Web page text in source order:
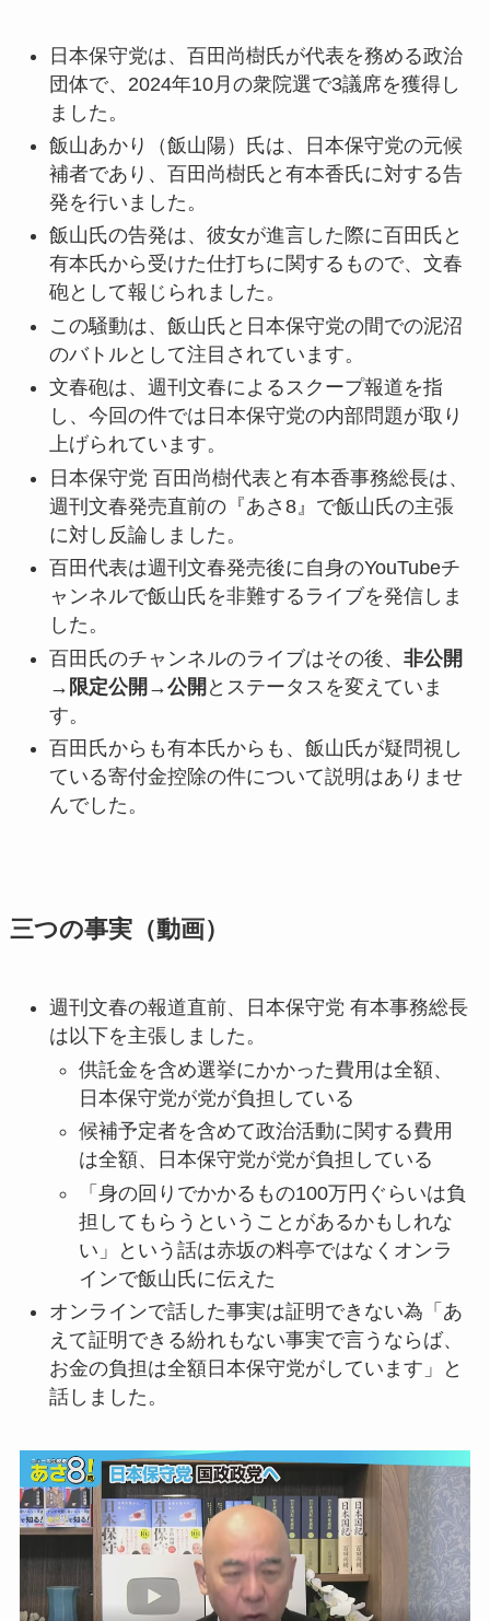
日本保守党は、百田尚樹氏が代表を務める政治
団体で、2024年10月の衆院選で3議席を獲得し
ました。
飯山あかり（飯山陽）氏は、日本保守党の元候
補者であり、百田尚樹氏と有本香氏に対する告
発を行いました。
飯山氏の告発は、彼女が進言した際に百田氏と
有本氏から受けた仕打ちに関するもので、文春
砲として報じられました。
この騒動は、飯山氏と日本保守党の間での泥沼
のバトルとして注目されています。
文春砲は、週刊文春によるスクープ報道を指
し、今回の件では日本保守党の内部問題が取り
上げられています。
日本保守党 百田尚樹代表と有本香事務総長は、
週刊文春発売直前の『あさ8』で飯山氏の主張
に対し反論しました。
百田代表は週刊文春発売後に自身のYouTubeチ
ャンネルで飯山氏を非難するライブを発信しま
した。
百田氏のチャンネルのライブはその後、 非公開
→限定公開→公開 とステータスを変えていま
す。
百田氏からも有本氏からも、飯山氏が疑問視し
ている寄付金控除の件について説明はありませ
んでした。
三つの事実（動画）
週刊文春の報道直前、日本保守党 有本事務総長
は以下を主張しました。
供託金を含め選挙にかかった費用は全額、
日本保守党が党が負担している
候補予定者を含めて政治活動に関する費用
は全額、日本保守党が党が負担している
「身の回りでかかるもの100万円ぐらいは負
担してもらうということがあるかもしれな
い」という話は赤坂の料亭ではなくオンラ
インで飯山氏に伝えた
オンラインで話した事実は証明できない為「あ
えて証明できる紛れもない事実で言うならば、
お金の負担は全額日本保守党がしています」と
話しました。